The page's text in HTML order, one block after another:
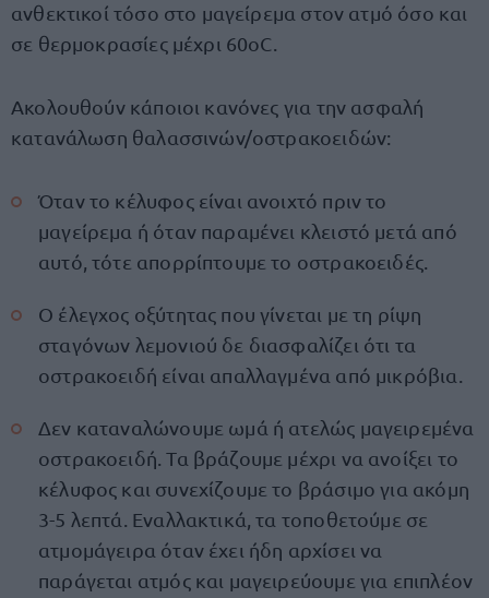
ανθεκτικοί τόσο στο μαγείρεμα στον ατμό όσο και
σε θερμοκρασίες μέχρι 60οC.
Ακολουθούν κάποιοι κανόνες για την ασφαλή
κατανάλωση θαλασσινών/οστρακοειδών:
Όταν το κέλυφος είναι ανοιχτό πριν το
μαγείρεμα ή όταν παραμένει κλειστό μετά από
αυτό, τότε απορρίπτουμε το οστρακοειδές.
Ο έλεγχος οξύτητας που γίνεται με τη ρίψη
σταγόνων λεμονιού δε διασφαλίζει ότι τα
οστρακοειδή είναι απαλλαγμένα από μικρόβια.
Δεν καταναλώνουμε ωμά ή ατελώς μαγειρεμένα
οστρακοειδή. Τα βράζουμε μέχρι να ανοίξει το
κέλυφος και συνεχίζουμε το βράσιμο για ακόμη
3-5 λεπτά. Εναλλακτικά, τα τοποθετούμε σε
ατμομάγειρα όταν έχει ήδη αρχίσει να
παράγεται ατμός και μαγειρεύουμε για επιπλέον